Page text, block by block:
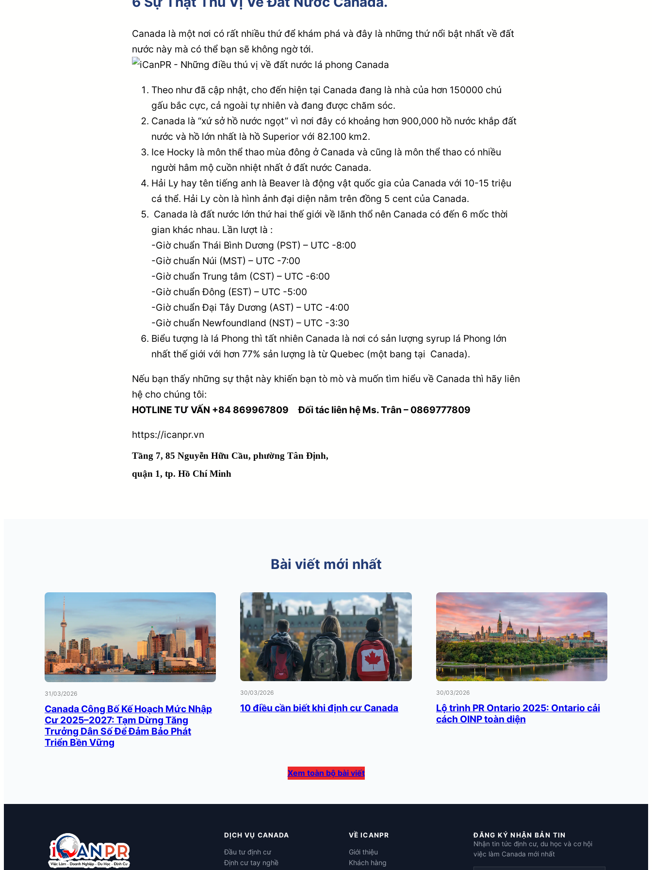
Canada là một nơi có rất nhiều thứ để khám phá và đây là những thứ nổi bật nhất về đất
nước này mà có thể bạn sẽ không ngờ tới.
Theo như đã cập nhật, cho đến hiện tại Canada đang là nhà của hơn 150000 chú
gấu bắc cực, cả ngoài tự nhiên và đang được chăm sóc.
Canada là “xứ sở hồ nước ngọt” vì nơi đây có khoảng hơn 900,000 hồ nước khắp đất
nước và hồ lớn nhất là hồ Superior với 82.100 km2.
Ice Hocky là môn thể thao mùa đông ở Canada và cũng là môn thể thao có nhiều
người hâm mộ cuồn nhiệt nhất ở đất nước Canada.
Hải Ly hay tên tiếng anh là Beaver là động vật quốc gia của Canada với 10-15 triệu
cá thể. Hải Ly còn là hình ảnh đại diện nằm trên đồng 5 cent của Canada.
Canada là đất nước lớn thứ hai thế giới về lãnh thổ nên Canada có đến 6 mốc thời
gian khác nhau. Lần lượt là :
-Giờ chuẩn Thái Bình Dương (PST) – UTC -8:00
-Giờ chuẩn Núi (MST) – UTC -7:00
-Giờ chuẩn Trung tâm (CST) – UTC -6:00
-Giờ chuẩn Đông (EST) – UTC -5:00
-Giờ chuẩn Đại Tây Dương (AST) – UTC -4:00
-Giờ chuẩn Newfoundland (NST) – UTC -3:30
Biểu tượng là lá Phong thì tất nhiên Canada là nơi có sản lượng syrup lá Phong lớn
nhất thế giới với hơn 77% sản lượng là từ Quebec (một bang tại Canada).
Nếu bạn thấy những sự thật này khiến bạn tò mò và muốn tìm hiểu về Canada thì hãy liên
hệ cho chúng tôi:
HOTLINE TƯ VẤN +84 869967809 Đối tác liên hệ Ms. Trân – 0869777809
https://icanpr.vn
Tầng 7, 85 Nguyễn Hữu Cầu, phường Tân Định,
quận 1, tp. Hồ Chí Minh
Bài viết mới nhất
31/03/2026
Canada Công Bố Kế Hoạch Mức Nhập
Cư 2025–2027: Tạm Dừng Tăng
Trưởng Dân Số Để Đảm Bảo Phát
Triển Bền Vững
30/03/2026
10 điều cần biết khi định cư Canada
30/03/2026
Lộ trình PR Ontario 2025: Ontario cải
cách OINP toàn diện
Xem toàn bộ bài viết
DỊCH VỤ CANADA
Đầu tư định cư
Định cư tay nghề
VỀ ICANPR
Giới thiệu
Khách hàng
ĐĂNG KÝ NHẬN BẢN TIN
Nhận tin tức định cư, du học và cơ hội
việc làm Canada mới nhất